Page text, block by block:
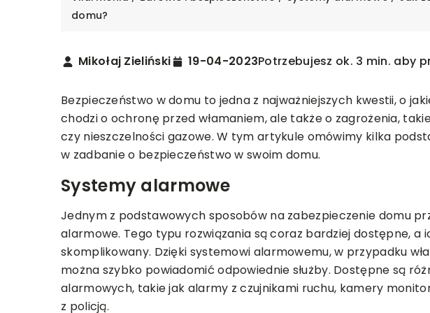
domu?
Mikołaj Zieliński 19-04-2023Potrzebujesz ok. 3 min. aby
Bezpieczeństwo w domu to jedna z najważniejszych kwestii, o
chodzi o ochronę przed włamaniem, ale także o zagrożenia,
czy nieszczelności gazowe. W tym artykule omówimy kilka
w zadbanie o bezpieczeństwo w swoim domu.
Systemy alarmowe
Jednym z podstawowych sposobów na zabezpieczenie domu
alarmowe. Tego typu rozwiązania są coraz bardziej dostępne, a
skomplikowany. Dzięki systemowi alarmowemu, w przypadku
można szybko powiadomić odpowiednie służby. Dostępne są
alarmowych, takie jak alarmy z czujnikami ruchu, kamery
z policją.
WYKOŃCZENIE
idealną podłogę do
komercyjnych:
i design w harmonii
NARZĘDZIA WYPOSAŻENIE OGRODU
03-09-2025
Jak zadbać o narzędzia ogrodowe, by
służyły przez lata?